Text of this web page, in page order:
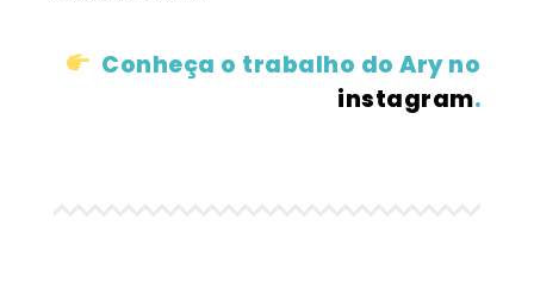
Conheça o trabalho do Ary no
instagram.